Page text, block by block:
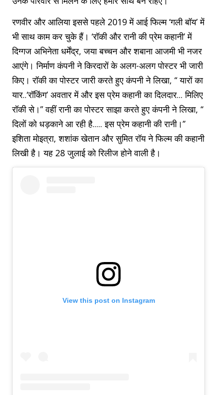
रणवीर और आलिया इससे पहले 2019 में आई फिल्म ‘गली बॉय’ में
भी साथ काम कर चुके हैं। ‘रॉकी ​​और रानी की प्रेम कहानी’ में
दिग्गज अभिनेता धर्मेंद्र, जया बच्चन और शबाना आजमी भी नजर
आएंगे। निर्माण कंपनी ने किरदारों के अलग-अलग पोस्टर भी जारी
किए। रॉकी का पोस्टर जारी करते हुए कंपनी ने लिखा, ‘‘ यारों का
यार..‘रॉकिंग’ अवतार में और इस प्रेम कहानी का दिलदार... मिलिए
रॉकी से।’’ वहीं रानी का पोस्टर साझा करते हुए कंपनी ने लिखा, ‘‘
दिलों को धड़काने आ रही है..... इस प्रेम कहानी की रानी।’’
इशिता मोइत्रा, शशांक खेतान और सुमित रॉय ने फिल्म की कहानी
लिखी है। यह 28 जुलाई को रिलीज होने वाली है।
View this post on Instagram